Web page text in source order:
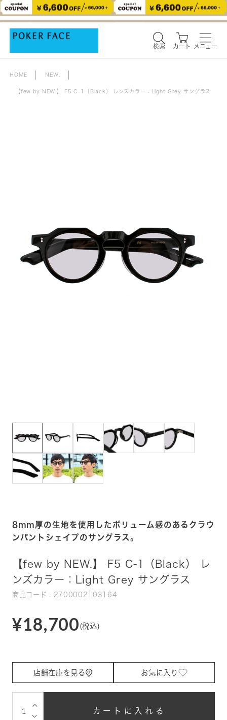
検索 カート メニュー
検索 カート メニュー
HOME NEW.
【few by NEW.】 F5 C-1（Black） レンズカラー：Light Grey サングラス
8mm厚の生地を使用したボリューム感のあるクラウ
ンパントシェイプのサングラス。
【few by NEW.】 F5 C-1（Black） レ
ンズカラー：Light Grey サングラス
商品コード：2700002103164
¥18,700 (税込)
店舗在庫を見る お気に入り
⌵
⌵ カートに入れる